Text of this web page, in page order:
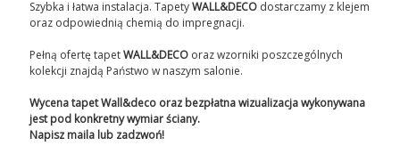
Szybka i łatwa instalacja. TapetyWALL&DECO dostarczamy z klejem
oraz odpowiednią chemią do impregnacji.
Pełną ofertę tapetWALL&DECO oraz wzorniki poszczególnych
kolekcji znajdą Państwo w naszym salonie.
Wycena tapet Wall&deco oraz bezpłatna wizualizacja wykonywana
jest pod konkretny wymiar ściany.
Napisz maila lub zadzwoń!